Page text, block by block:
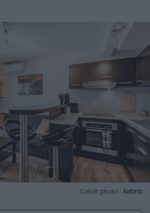
Crédit photo : Airbnb